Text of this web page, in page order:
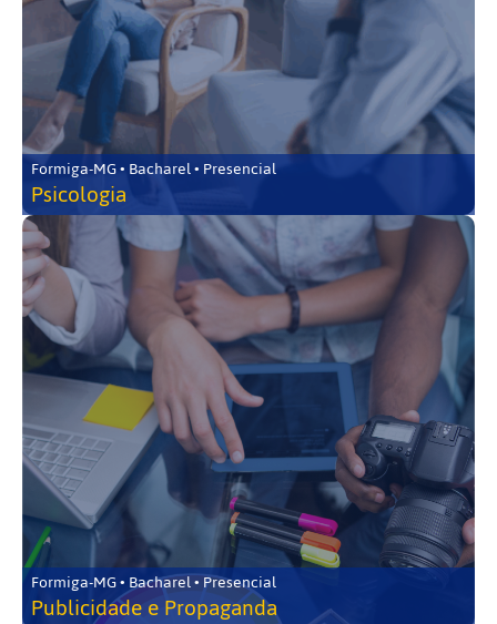
Formiga-MG • Bacharel • Presencial
Psicologia
Formiga-MG • Bacharel • Presencial
Publicidade e Propaganda